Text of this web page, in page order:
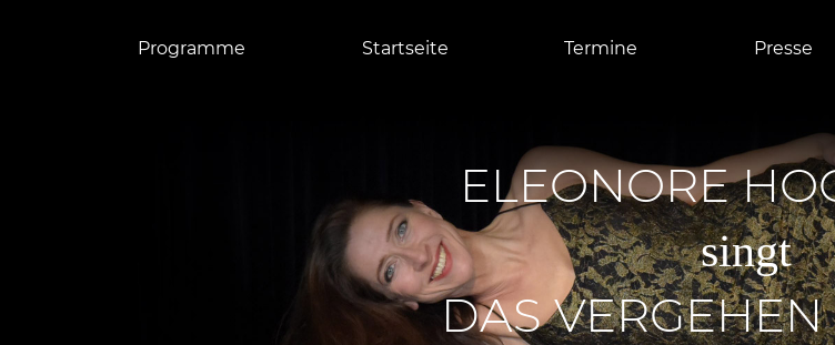
Programme Startseite Termine Presse
ELEONORE
singt
DAS